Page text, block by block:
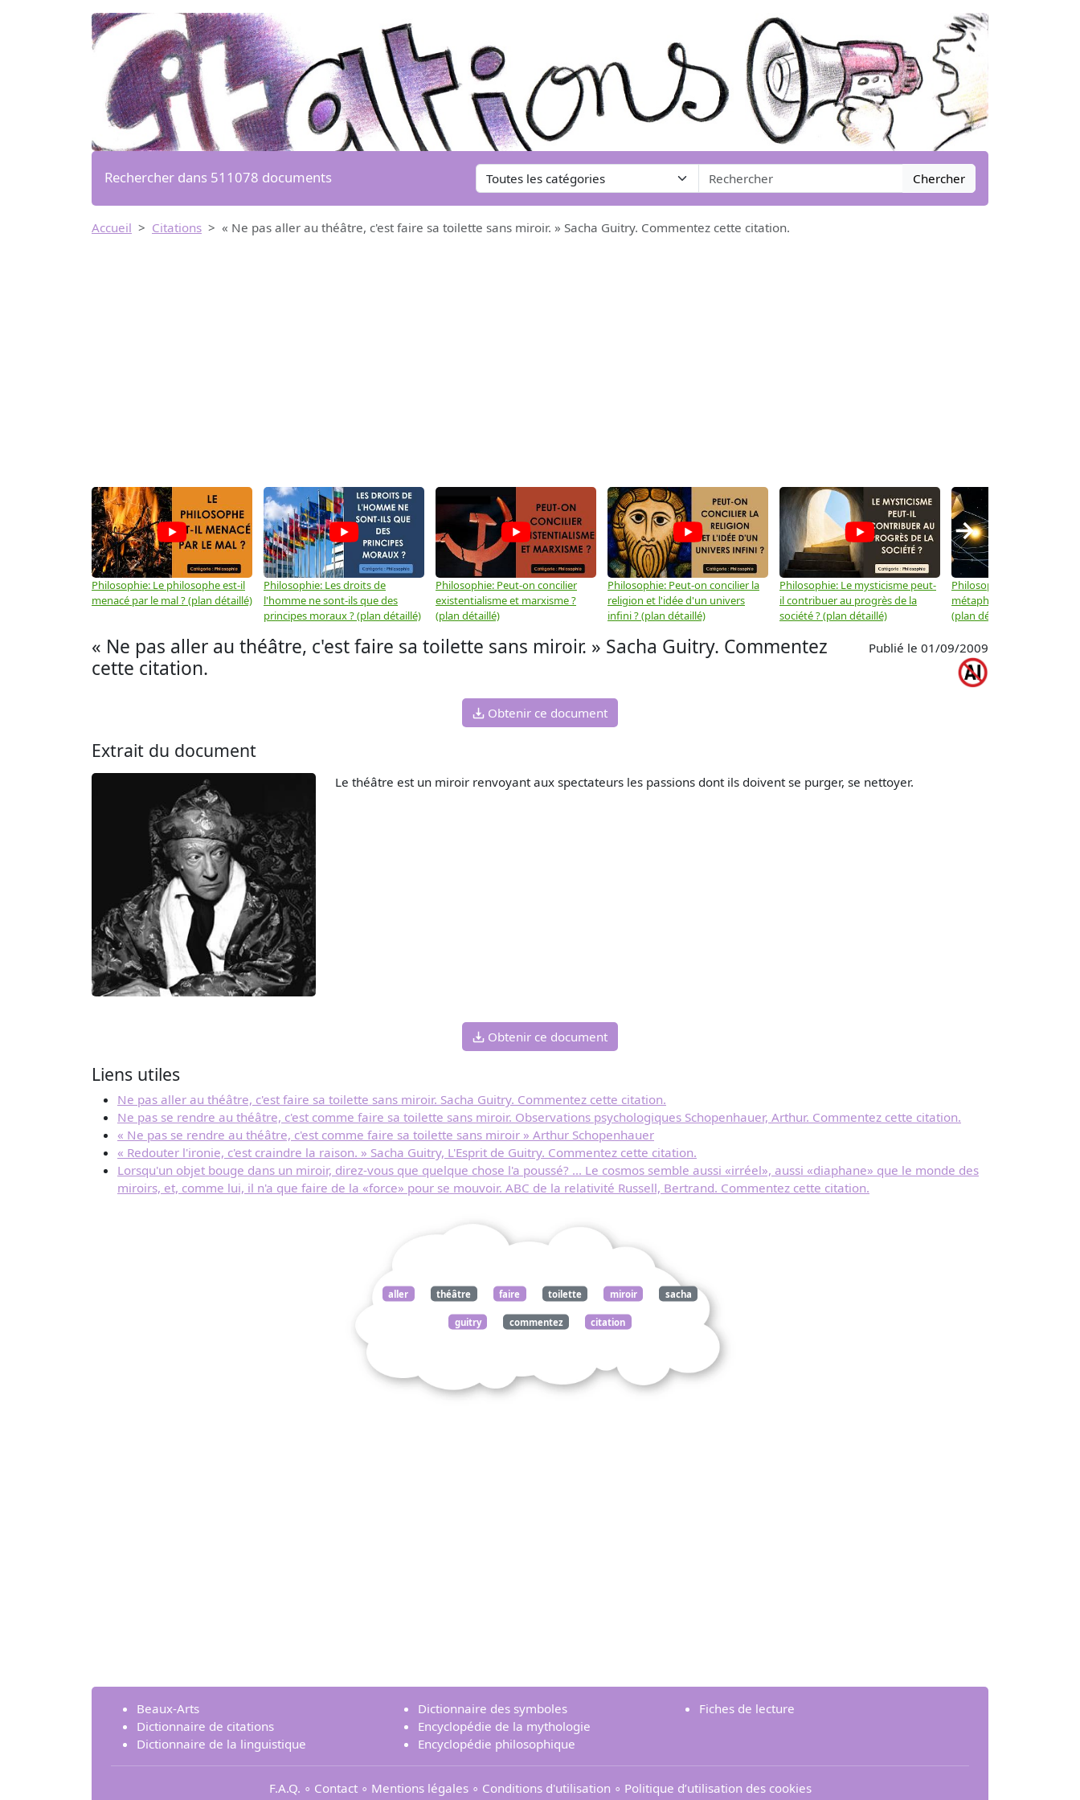
Rechercher dans 511078 documents Chercher
Accueil Citations « Ne pas aller au théâtre, c'est faire sa toilette sans miroir. » Sacha Guitry. Commentez cette citation.
Philosophie: Le philosophe est-il
menacé par le mal ? (plan détaillé)
Philosophie: Les droits de
l'homme ne sont-ils que des
principes moraux ? (plan détaillé)
Philosophie: Peut-on concilier
existentialisme et marxisme ?
(plan détaillé)
Philosophie: Peut-on concilier la
religion et l'idée d'un univers
infini ? (plan détaillé)
Philosophie: Le mysticisme peut-
il contribuer au progrès de la
société ? (plan détaillé)
Philosophie: Peut-on lier la
métaphysique à la
(plan détaillé)
→
« Ne pas aller au théâtre, c'est faire sa toilette sans miroir. » Sacha Guitry. Commentez
cette citation.
Publié le 01/09/2009
Obtenir ce document
Extrait du document
Le théâtre est un miroir renvoyant aux spectateurs les passions dont ils doivent se purger, se nettoyer.
Obtenir ce document
Liens utiles
Ne pas aller au théâtre, c'est faire sa toilette sans miroir. Sacha Guitry. Commentez cette citation.
Ne pas se rendre au théâtre, c'est comme faire sa toilette sans miroir. Observations psychologiques Schopenhauer, Arthur. Commentez cette citation.
« Ne pas se rendre au théâtre, c'est comme faire sa toilette sans miroir » Arthur Schopenhauer
« Redouter l'ironie, c'est craindre la raison. » Sacha Guitry, L'Esprit de Guitry. Commentez cette citation.
Lorsqu'un objet bouge dans un miroir, direz-vous que quelque chose l'a poussé? ... Le cosmos semble aussi «irréel», aussi «diaphane» que le monde des
miroirs, et, comme lui, il n'a que faire de la «force» pour se mouvoir. ABC de la relativité Russell, Bertrand. Commentez cette citation.
aller théâtre faire toilette miroir sacha
guitry commentez citation
Beaux-Arts
Dictionnaire de citations
Dictionnaire de la linguistique
Dictionnaire des symboles
Encyclopédie de la mythologie
Encyclopédie philosophique
Fiches de lecture
F.A.Q. ∘ Contact∘ Mentions légales∘ Conditions d'utilisation ∘ Politique d’utilisation des cookies